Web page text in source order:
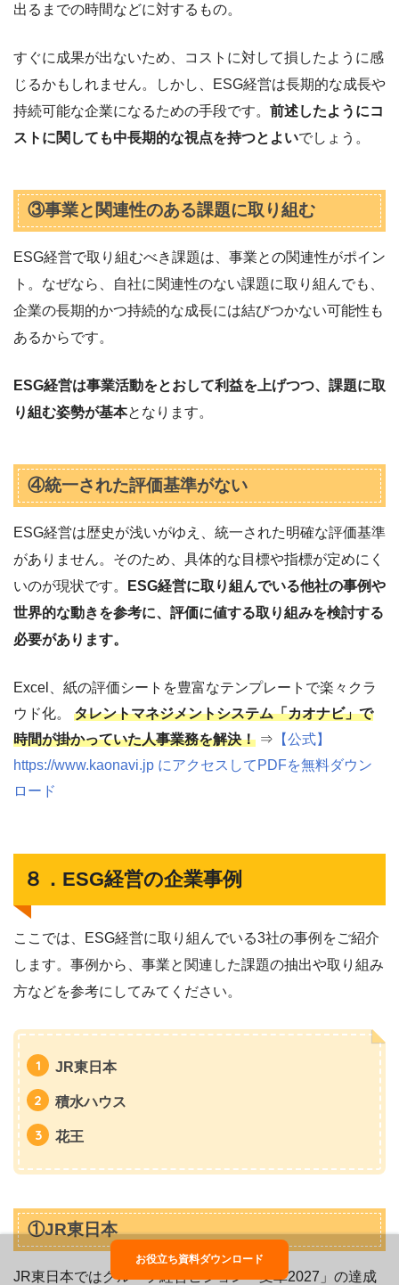
出るまでの時間などに対するもの。
すぐに成果が出ないため、コストに対して損したように感
じるかもしれません。しかし、ESG経営は長期的な成長や
持続可能な企業になるための手段です。 前述したようにコ
ストに関しても中長期的な視点を持つとよいでしょう。
③事業と関連性のある課題に取り組む
ESG経営で取り組むべき課題は、事業との関連性がポイン
ト。なぜなら、自社に関連性のない課題に取り組んでも、
企業の長期的かつ持続的な成長には結びつかない可能性も
あるからです。
ESG経営は事業活動をとおして利益を上げつつ、課題に取
り組む姿勢が基本となります。
④統一された評価基準がない
ESG経営は歴史が浅いがゆえ、統一された明確な評価基準
がありません。そのため、具体的な目標や指標が定めにく
いのが現状です。
ESG経営に取り組んでいる他社の事例や
世界的な動きを参考に、評価に値する取り組みを検討する
必要があります。
Excel、紙の評価シートを豊富なテンプレートで楽々クラ
ウド化。 タレントマネジメントシステム「カオナビ」で
時間が掛かっていた人事業務を解決！ ⇒ 【公式】
https://www.kaonavi.jp にアクセスしてPDFを無料ダウン
ロード
８．ESG経営の企業事例
ここでは、ESG経営に取り組んでいる3社の事例をご紹介
します。事例から、事業と関連した課題の抽出や取り組み
方などを参考にしてみてください。
JR東日本
積水ハウス
花王
①JR東日本
JR東日本ではグループ経営ビジョン「変革2027」の達成
お役立ち資料ダウンロード